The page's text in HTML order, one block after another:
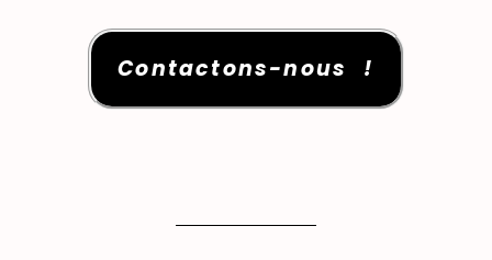
Contactons-nous !